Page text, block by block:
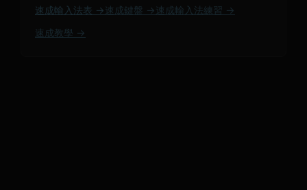
速成輸入法表 → 速成鍵盤 → 速成輸入法練習 →
速成教學 →